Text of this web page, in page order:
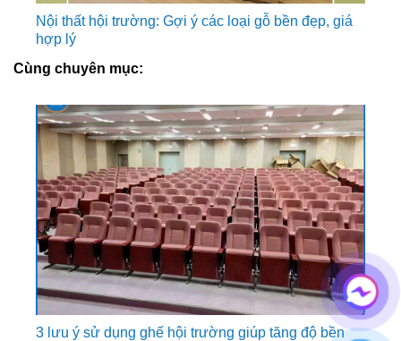
Nội thất hội trường: Gợi ý các loại gỗ bền đẹp, giá
hợp lý
Cùng chuyên mục:
3 lưu ý sử dụng ghế hội trường giúp tăng độ bền